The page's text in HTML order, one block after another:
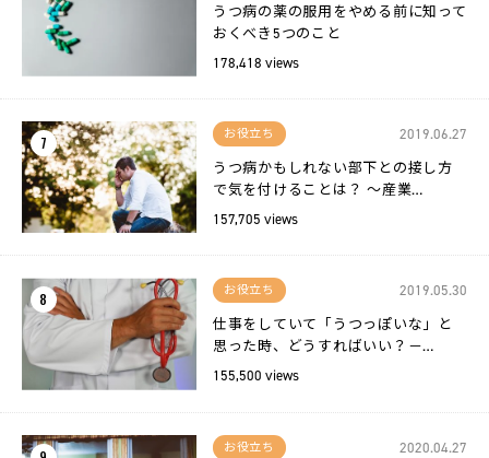
うつ病の薬の服用をやめる前に知って
おくべき5つのこと
178,418 views
7 お役立ち
2019.06.27
うつ病かもしれない部下との接し方
で気を付けることは？ 〜産業…
157,705 views
8 お役立ち
2019.05.30
仕事をしていて「うつっぽいな」と
思った時、どうすればいい？－…
155,500 views
お役立ち
2020.04.27